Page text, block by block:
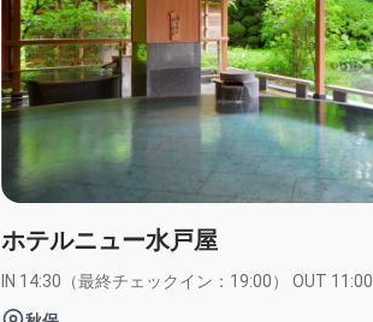
ホテルニュー水戸屋
IN 14:30（最終チェックイン：19:00） OUT 11:00